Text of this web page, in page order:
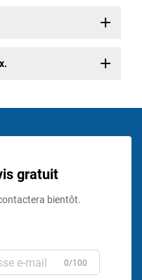
gratuit
bientôt.
0/100